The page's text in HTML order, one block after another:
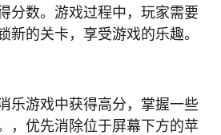
分数。游戏过程中，玩家需要
新的关卡，享受游戏的乐趣。
乐游戏中获得高分，掌握一些
，优先消除位于屏幕下方的苹